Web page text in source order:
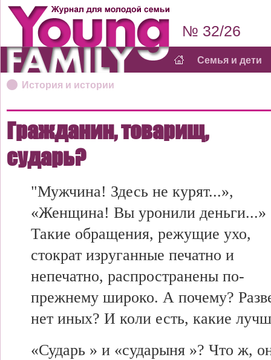
История и истории
Гражданин, товарищ,
сударь?
"Мужчина! Здесь не курят...»,
«Женщина! Вы уронили деньги...»
Такие обращения, режущие ухо,
стократ изруганные печатно и
непечатно, распространены по-
прежнему широко. А почему?
нет иных? И коли есть, какие
«Сударь » и «сударыня »? Что ж,
№ 32/26
Семья и дети